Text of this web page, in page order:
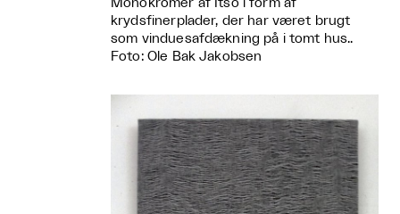
Monokromer af Itso i form af
krydsfinerplader, der har været brugt
som vinduesafdækning på i tomt hus..
Foto: Ole Bak Jakobsen